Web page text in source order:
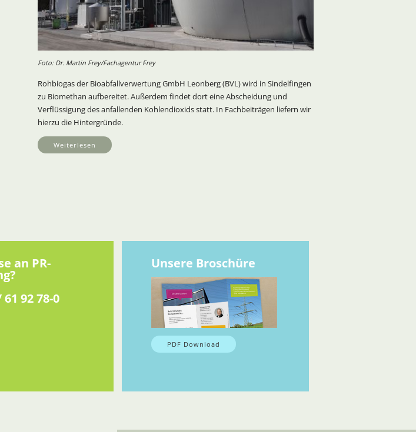
Foto: Dr. Martin Frey/Fachagentur Frey
Rohbiogas der Bioabfallverwertung GmbH Leonberg (BVL) wird in Sindelfingen
zu Biomethan aufbereitet. Außerdem findet dort eine Abscheidung und
Verflüssigung des anfallenden Kohlendioxids statt. In Fachbeiträgen liefern wir
hierzu die Hintergründe.
Weiterlesen
an PR-
61 92 78-0
Unsere Broschüre
PDF Download